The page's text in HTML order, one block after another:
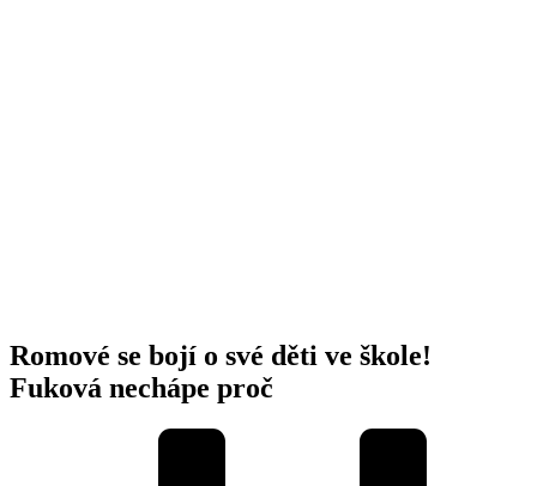
Romové se bojí o své děti ve škole!
Fuková nechápe proč